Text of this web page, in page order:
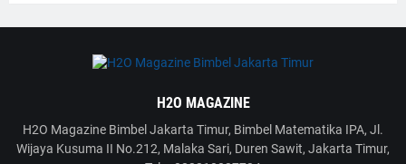
H2O MAGAZINE
H2O Magazine Bimbel Jakarta Timur, Bimbel Matematika IPA, Jl.
Wijaya Kusuma II No.212, Malaka Sari, Duren Sawit, Jakarta Timur,